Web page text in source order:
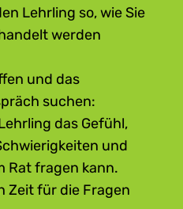
Lehrling so, wie Sie
werden
und das
suchen:
das Gefühl,
und
Rat fragen kann.
Zeit für die Fragen